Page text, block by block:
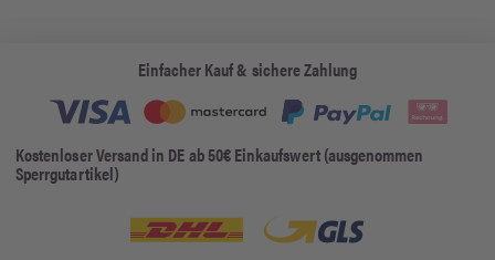
Einfacher Kauf & sichere Zahlung
Kostenloser Versand in DE ab 50€ Einkaufswert (ausgenommen
Sperrgutartikel)